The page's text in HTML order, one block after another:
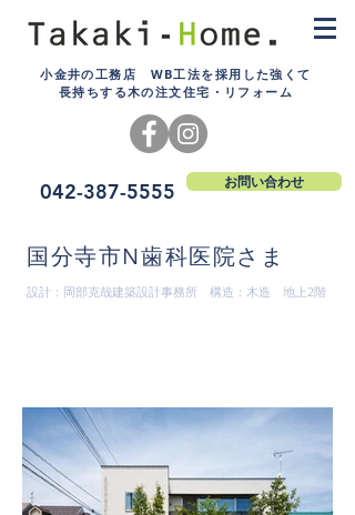
小金井の工務店 WB工法を採用した強くて
長持ちする木の注文住宅・リフォーム
042-387-5555 お問い合わせ
国分寺市N歯科医院さま
設計：岡部克哉建築設計事務所 構造：木造 地上2階